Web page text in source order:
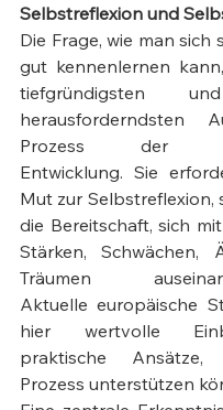
Selbstreflexion und
Die Frage, wie man sich
gut kennenlernen
tiefgründigsten
herausforderndsten
Prozess der
Entwicklung. Sie
Mut zur Selbstreflexion,
die Bereitschaft, sich
Stärken, Schwächen,
Träumen
Aktuelle europäische
hier wertvolle
praktische
Prozess unterstützen